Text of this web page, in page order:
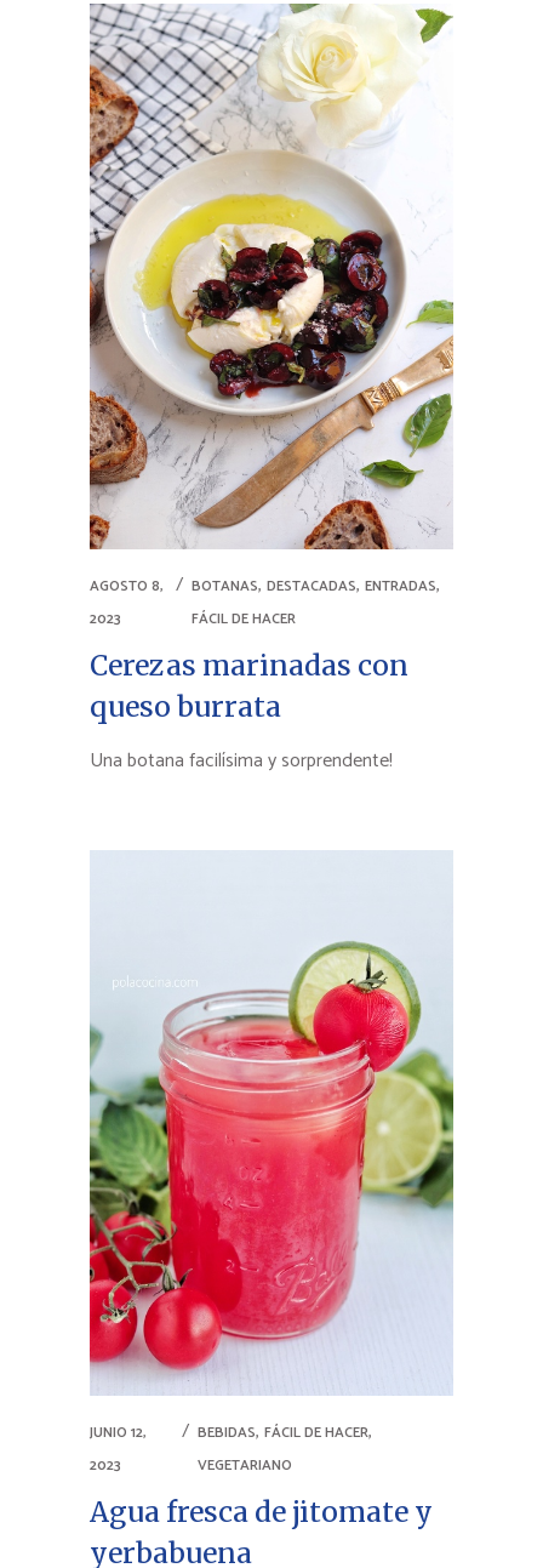
AGOSTO 8,
2023
BOTANAS,DESTACADAS,ENTRADAS,
FÁCIL DE HACER
Cerezas marinadas con
queso burrata
Una botana facilísima y sorprendente!
JUNIO 12,
2023
BEBIDAS,FÁCIL DE HACER,
VEGETARIANO
Agua fresca de jitomate y
yerbabuena